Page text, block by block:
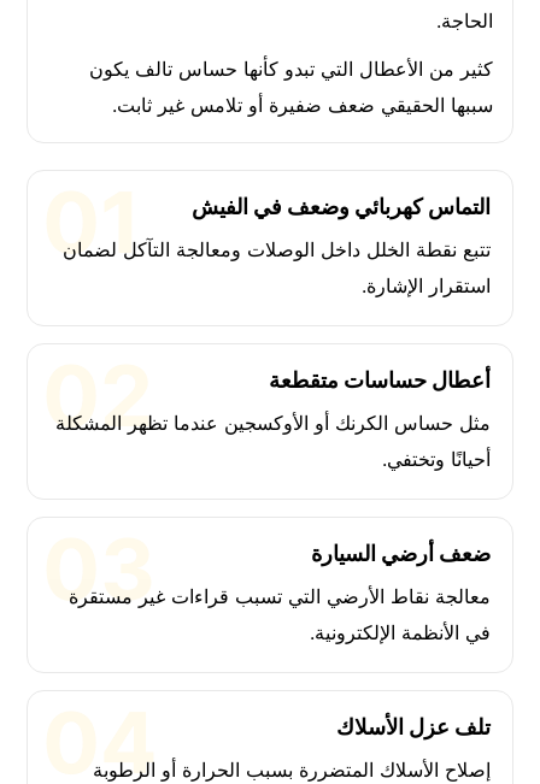
الحاجة.
كثير من الأعطال التي تبدو كأنها حساس تالف يكون
سببها الحقيقي ضعف ضفيرة أو تلامس غير ثابت.
التماس كهربائي وضعف في الفيش
تتبع نقطة الخلل داخل الوصلات ومعالجة التآكل لضمان
استقرار الإشارة.
أعطال حساسات متقطعة
مثل حساس الكرنك أو الأوكسجين عندما تظهر المشكلة
أحيانًا وتختفي.
ضعف أرضي السيارة
معالجة نقاط الأرضي التي تسبب قراءات غير مستقرة
في الأنظمة الإلكترونية.
تلف عزل الأسلاك
إصلاح الأسلاك المتضررة بسبب الحرارة أو الرطوبة